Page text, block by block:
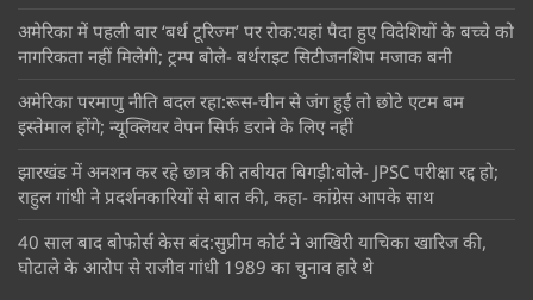
अमेरिका में पहली बार ‘बर्थ टूरिज्म’ पर रोक:यहां पैदा हुए विदेशियों के बच्चे को
नागरिकता नहीं मिलेगी; ट्रम्प बोले- बर्थराइट सिटीजनशिप मजाक बनी
अमेरिका परमाणु नीति बदल रहा:रूस-चीन से जंग हुई तो छोटे एटम बम
इस्तेमाल होंगे; न्यूक्लियर वेपन सिर्फ डराने के लिए नहीं
झारखंड में अनशन कर रहे छात्र की तबीयत बिगड़ी:बोले- JPSC परीक्षा रद्द हो;
राहुल गांधी ने प्रदर्शनकारियों से बात की, कहा- कांग्रेस आपके साथ
40 साल बाद बोफोर्स केस बंद:सुप्रीम कोर्ट ने आखिरी याचिका खारिज की,
घोटाले के आरोप से राजीव गांधी 1989 का चुनाव हारे थे